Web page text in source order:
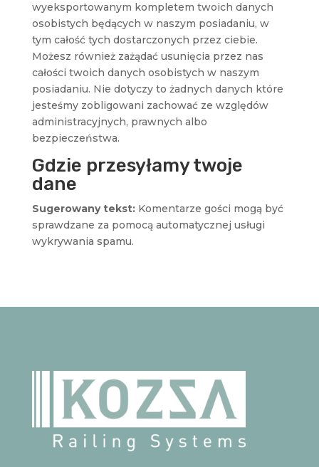
wyeksportowanym kompletem twoich danych
osobistych będących w naszym posiadaniu, w
tym całość tych dostarczonych przez ciebie.
Możesz również zażądać usunięcia przez nas
całości twoich danych osobistych w naszym
posiadaniu. Nie dotyczy to żadnych danych które
jesteśmy zobligowani zachować ze względów
administracyjnych, prawnych albo
bezpieczeństwa.
Gdzie przesyłamy twoje
dane
Sugerowany tekst: Komentarze gości mogą być
sprawdzane za pomocą automatycznej usługi
wykrywania spamu.